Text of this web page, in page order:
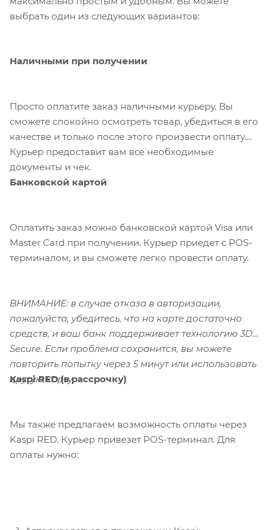
выбрать один из следующих вариантов:
Наличными при получении
Просто оплатите заказ наличными курьеру. Вы
сможете спокойно осмотреть товар, убедиться в его
качестве и только после этого произвести оплату.
Курьер предоставит вам все необходимые
документы и чек.
Банковской картой
Оплатить заказ можно банковской картой Visa или
Master Card при получении. Курьер приедет с POS-
терминалом, и вы сможете легко провести оплату.
ВНИМАНИЕ: в случае отказа в авторизации,
пожалуйста, убедитесь, что на карте достаточно
средств, и ваш банк поддерживает технологию 3D-
Secure. Если проблема сохранится, вы можете
повторить попытку через 5 минут или использовать
другую карту.
Kaspi RED (в рассрочку)
Мы также предлагаем возможность оплаты через
Kaspi RED. Курьер привезет POS-терминал. Для
оплаты нужно: